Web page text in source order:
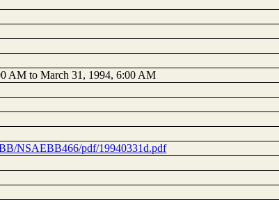
AM to March 31, 1994, 6:00 AM
NSAEBB466/pdf/19940331d.pdf